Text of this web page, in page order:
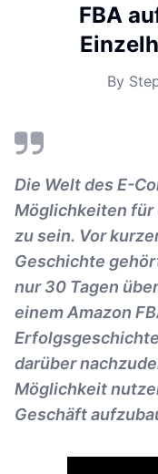
FBA
By
Die Welt des E-
Möglichkeiten für
zu sein. Vor
Geschichte
nur 30 Tagen
einem Amazon
darüber
Möglichkeit
Geschäft